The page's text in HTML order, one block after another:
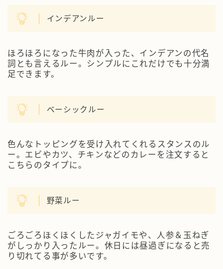
インデアンルー
ほろほろになった牛肉が入った、インデアンの代名
詞とも言えるルー。シンプルにこれだけでも十分満
足できます。
ベーシックルー
色んなトッピングを受け入れてくれるスタンスのル
ー。エビやカツ、チキンなどのカレーを注文すると
こちらのタイプに。
野菜ルー
ごろごろほくほくしたジャガイモや、人参＆玉ねぎ
がしっかり入ったルー。休日には昼過ぎになると売
り切れてる事が多いです。